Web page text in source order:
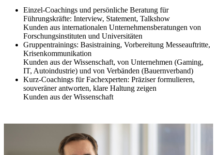
Einzel-Coachings und persönliche Beratung für
Führungskräfte: Interview, Statement, Talkshow
Kunden aus internationalen Unternehmensberatungen von
Forschungsinstituten und Universitäten
Gruppentrainings: Basistraining, Vorbereitung Messeauftritte,
Krisenkommunikation
Kunden aus der Wissenschaft, von Unternehmen (Gaming,
IT, Autoindustrie) und von Verbänden (Bauernverband)
Kurz-Coachings für Fachexperten: Präziser formulieren,
souveräner antworten, klare Haltung zeigen
Kunden aus der Wissenschaft